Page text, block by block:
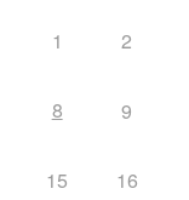
1 2
8 9
15 16